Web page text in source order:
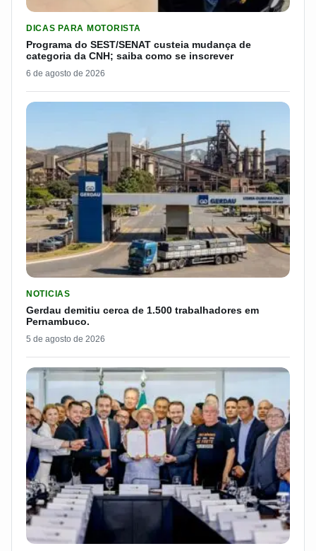
DICAS PARA MOTORISTA
Programa do SEST/SENAT custeia mudança de
categoria da CNH; saiba como se inscrever
6 de agosto de 2026
NOTICIAS
Gerdau demitiu cerca de 1.500 trabalhadores em
Pernambuco.
5 de agosto de 2026